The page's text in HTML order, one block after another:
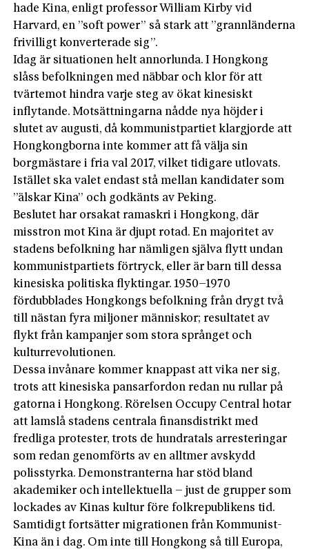
hade Kina, enligt professor William Kirby vid
Harvard, en ”soft power” så stark att ”grannländerna
frivilligt konverterade sig”.
Idag är situationen helt annorlunda. I Hongkong
slåss befolkningen med näbbar och klor för att
tvärtemot hindra varje steg av ökat kinesiskt
inflytande. Motsättningarna nådde nya höjder i
slutet av augusti, då kommunistpartiet klargjorde att
Hongkongborna inte kommer att få välja sin
borgmästare i fria val 2017, vilket tidigare utlovats.
Istället ska valet endast stå mellan kandidater som
”älskar Kina” och godkänts av Peking.
Beslutet har orsakat ramaskri i Hongkong, där
misstron mot Kina är djupt rotad. En majoritet av
stadens befolkning har nämligen själva flytt undan
kommunistpartiets förtryck, eller är barn till dessa
kinesiska politiska flyktingar. 1950–1970
fördubblades Hongkongs befolkning från drygt två
till nästan fyra miljoner människor; resultatet av
flykt från kampanjer som stora språnget och
kulturrevolutionen.
Dessa invånare kommer knappast att vika ner sig,
trots att kinesiska pansarfordon redan nu rullar på
gatorna i Hongkong. Rörelsen Occupy Central hotar
att lamslå stadens centrala finansdistrikt med
fredliga protester, trots de hundratals arresteringar
som redan genomförts av en alltmer avskydd
polisstyrka. Demonstranterna har stöd bland
akademiker och intellektuella – just de grupper som
lockades av Kinas kultur före folkrepublikens tid.
Samtidigt fortsätter migrationen från Kommunist-
Kina än i dag. Om inte till Hongkong så till Europa,